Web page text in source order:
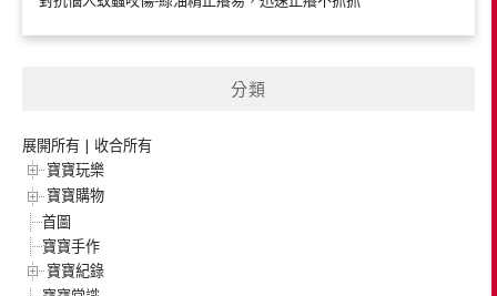
分類
展開所有 | 收合所有
寶寶玩樂
寶寶購物
首圖
寶寶手作
寶寶紀錄